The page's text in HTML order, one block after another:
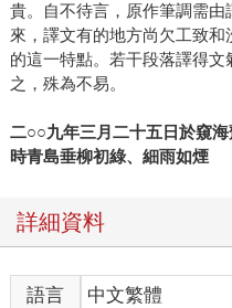
貴。自不待言，原作筆調需
來，譯文有的地方尚欠工致
的這一特點。若干段落譯得
之，殊為不易。
二○○九年三月二十五日於窺海
時青島垂柳初綠、細雨如煙
詳細資料
語言 中文繁體